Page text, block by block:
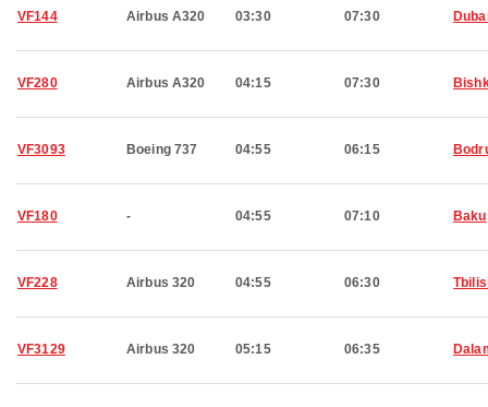
VF144 Airbus A320 03:30 07:30
VF280 Airbus A320 04:15 07:30
VF3093 Boeing 737 04:55 06:15
VF180 - 04:55 07:10 Baku
VF228 Airbus 320 04:55 06:30
VF3129 Airbus 320 05:15 06:35